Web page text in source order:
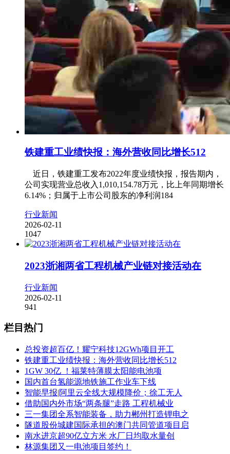
铁建重工业绩快报：海外营收同比增长512
近日，铁建重工发布2022年度业绩快报，报告期内，
公司实现营业总收入1,010,154.78万元，比上年同期增长
6.14%；归属于上市公司股东的净利润184
行业新闻
2026-02-11
1047
2023浙湘两省工程机械产业链对接活动在
行业新闻
2026-02-11
941
栏目热门
总投资超百亿！耀宁科技12GWh项目开工
铁建重工业绩快报：海外营收同比增长512
1GW 30亿 ！福莱特薄膜太阳能电池项
国内首台氢能源地铁施工作业车下线
智能早报|阿里云全线大规模降价；徐工无人
借助国内外市场“两条腿”走路 工程机械业
三一集团全系智能装备，助力郴州打造锂电之
隧道股份城建国际承担的澳门共同管道项目启
南水进京超90亿立方米 水厂日均取水量创
林源集团又一电池项目签约！